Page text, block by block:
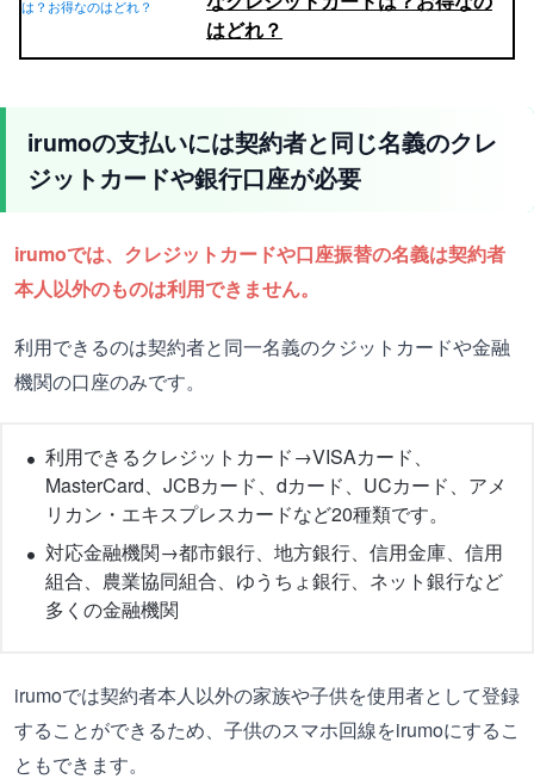
はどれ？
irumoの支払いには契約者と同じ名義のクレ
ジットカードや銀行口座が必要
irumoでは、クレジットカードや口座振替の名義は契約者
本人以外のものは利用できません。
利用できるのは契約者と同一名義のクジットカードや金融
機関の口座のみです。
利用できるクレジットカード→VISAカード、
MasterCard、JCBカード、dカード、UCカード、アメ
リカン・エキスプレスカードなど20種類です。
対応金融機関→都市銀行、地方銀行、信用金庫、信用
組合、農業協同組合、ゆうちょ銀行、ネット銀行など
多くの金融機関
irumoでは契約者本人以外の家族や子供を使用者として登録
することができるため、子供のスマホ回線をirumoにするこ
ともできます。